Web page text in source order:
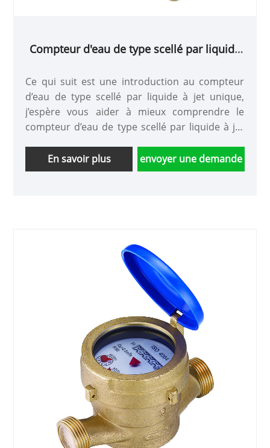
Compteur d'eau de type scellé par liquide
Ce qui suit est une introduction au compteur
d’eau de type scellé par liquide à jet unique,
j’espère vous aider à mieux comprendre le
compteur d’eau de type scellé par liquide à jet
clients pour continuer à coopérer avec nous
pour créer ensemble un avenir meilleur !
En savoir plus envoyer une demande